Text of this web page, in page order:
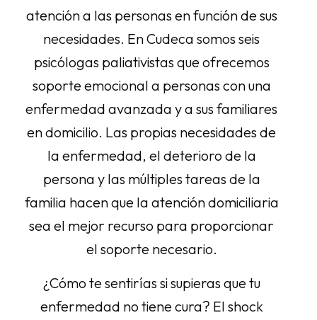
atención a las personas en función de sus
necesidades. En Cudeca somos seis
psicólogas paliativistas que ofrecemos
soporte emocional a personas con una
enfermedad avanzada y a sus familiares
en domicilio. Las propias necesidades de
la enfermedad, el deterioro de la
persona y las múltiples tareas de la
familia hacen que la atención domiciliaria
sea el mejor recurso para proporcionar
el soporte necesario.
¿Cómo te sentirías si supieras que tu
enfermedad no tiene cura? El shock